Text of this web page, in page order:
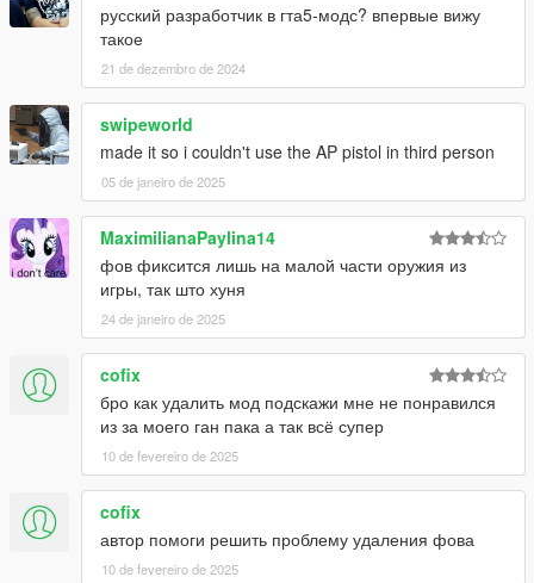
русский разработчик в гта5-модс? впервые вижу
такое
21 de dezembro de 2024
swipeworld
made it so i couldn't use the AP pistol in third person
05 de janeiro de 2025
MaximilianaPaylina14
фов фиксится лишь на малой части оружия из
игры, так што хуня
24 de janeiro de 2025
cofix
бро как удалить мод подскажи мне не понравился
из за моего ган пака а так всё супер
10 de fevereiro de 2025
cofix
автор помоги решить проблему удаления фова
10 de fevereiro de 2025